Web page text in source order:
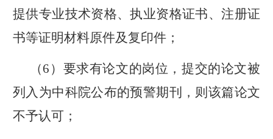
提供专业技术资格、执业资格证书、注册证
书等证明材料原件及复印件；
（6 ） 要求有论文的岗位，提交的论文被
列入为中科院公布的预警期刊，则该篇论文
不予认可；